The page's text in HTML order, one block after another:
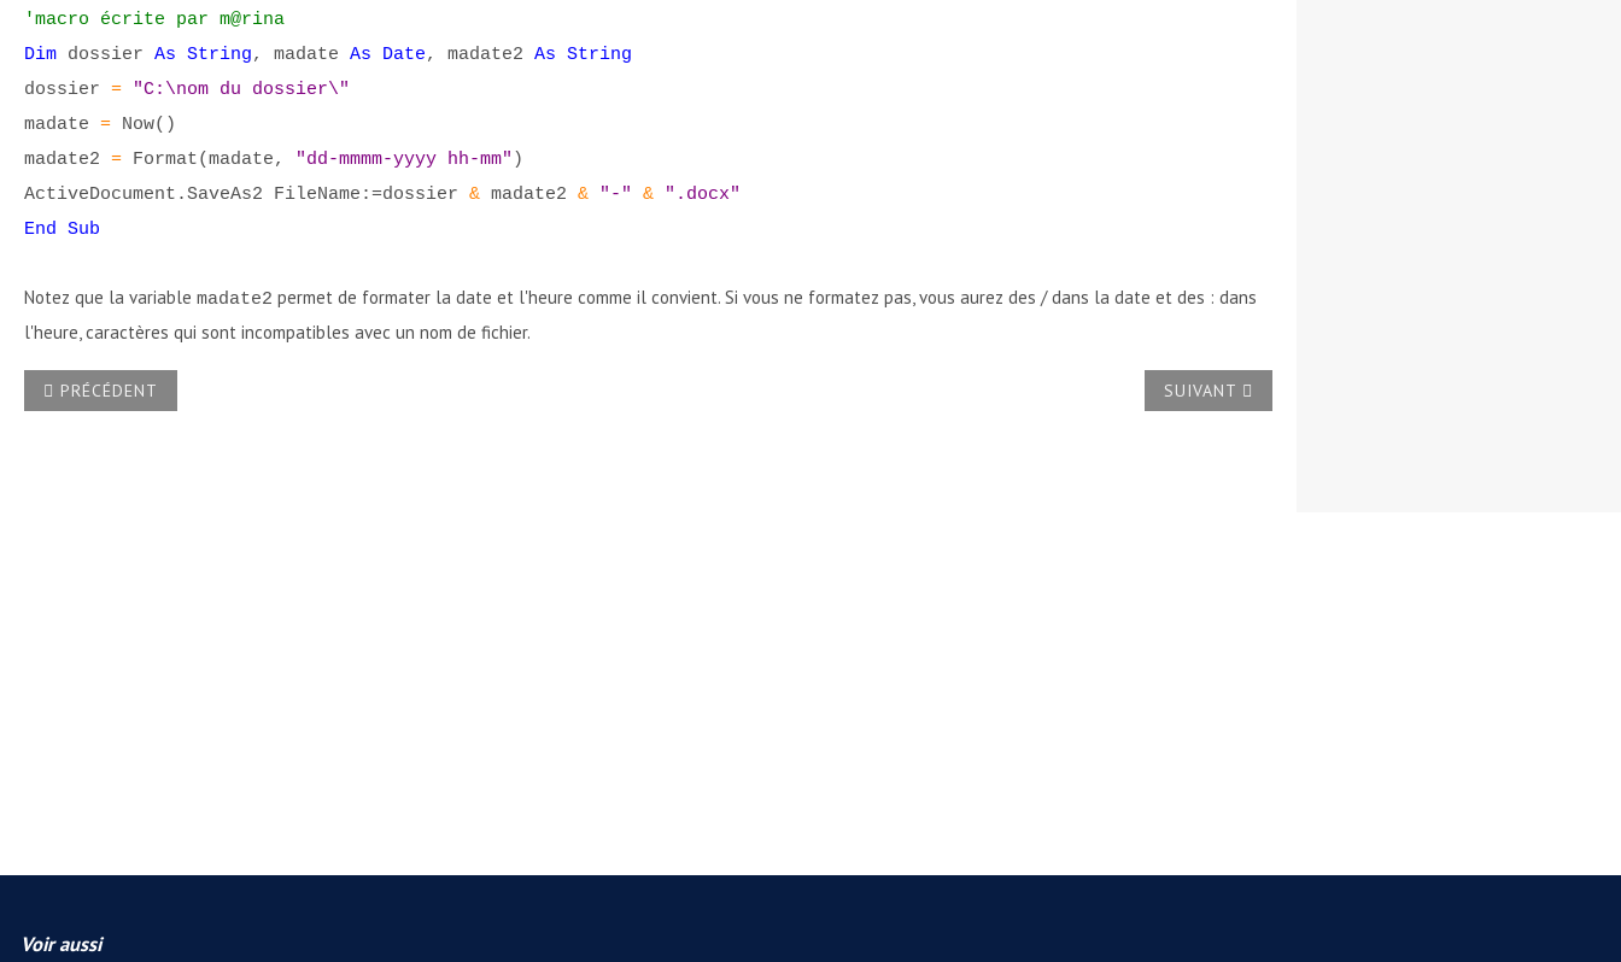
'macro écrite par m@rina
Dim dossier As String, madate As Date, madate2 As String
dossier =
"C:\nom du dossier\"
madate = Now()
madate2 = Format(madate, "dd-mmmm-yyyy hh-mm" )
ActiveDocument.SaveAs2 FileName:=dossier & madate2 & "-" &
".docx"
End Sub
Notez que la variable madate2 permet de formater la date et l'heure comme il convient. Si vous ne formatez pas, vous aurez des / dans la date et des : dans
l'heure, caractères qui sont incompatibles avec un nom de fichier.
ARTICLE PRÉCÉDENT : ENREGISTRER D'UN SEUL COUP TOUS LES FICHIERS OUVERTS
PRÉCÉDENT ARTICLE SUIVANT : EST IL POSSIBLE D'INSÉRER UN
SUIVANT
Voir aussi